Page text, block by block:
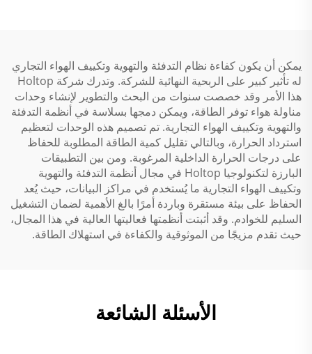
يمكن أن يكون كفاءة نظام التدفئة والتهوية وتكييف الهواء التجاري
له تأثير كبير على الربحية النهائية للشركة. وتدرك شركة Holtop
هذا الأمر وقد خصصت سنوات من البحث والتطوير لإنشاء وحدات
مناولة هواء توفر الطاقة، ويمكن دمجها بسلاسة في أنظمة التدفئة
والتهوية وتكييف الهواء التجارية. تم تصميم هذه الوحدات لتعظيم
استرداد الحرارة، وبالتالي تقليل كمية الطاقة المطلوبة للحفاظ
على درجات الحرارة الداخلية المرغوبة. ومن بين التطبيقات
البارزة لتكنولوجيا Holtop في مجال أنظمة التدفئة والتهوية
وتكييف الهواء التجارية ما يُستخدم في مراكز البيانات، حيث يُعد
الحفاظ على بيئة مستقرة وباردة أمرًا بالغ الأهمية لضمان التشغيل
السليم للخوادم. وقد أثبتت أنظمتها فعاليتها العالية في هذا المجال،
حيث تقدم مزيجًا من الموثوقية والكفاءة في استهلاك الطاقة.
الأسئلة الشائعة